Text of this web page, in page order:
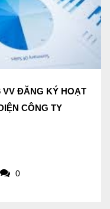
VV ĐĂNG KÝ HOẠT
CÔNG TY
0